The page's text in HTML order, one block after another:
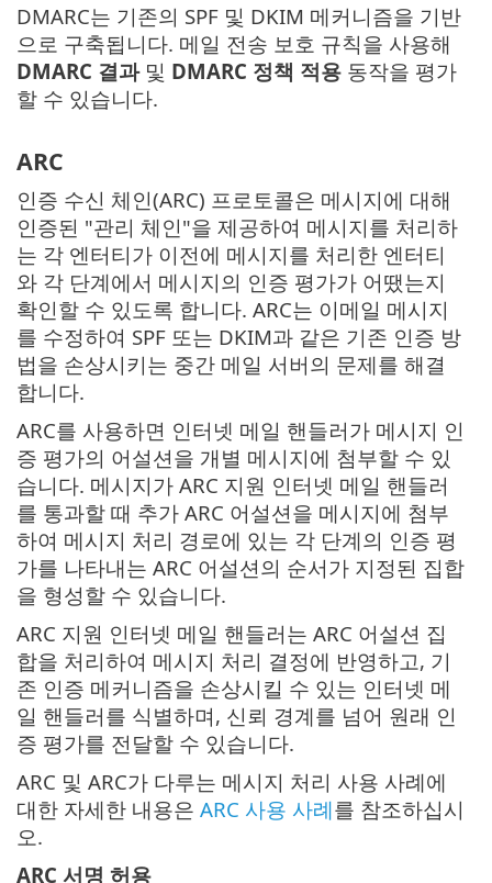
DMARC는 기존의 SPF 및 DKIM 메커니즘을 기반
으로 구축됩니다. 메일 전송 보호 규칙을 사용해
DMARC 결과및 DMARC 정책 적용 동작을 평가
할 수 있습니다.
ARC
인증 수신 체인(ARC) 프로토콜은 메시지에 대해
인증된 "관리 체인"을 제공하여 메시지를 처리하
는 각 엔터티가 이전에 메시지를 처리한 엔터티
와 각 단계에서 메시지의 인증 평가가 어땠는지
확인할 수 있도록 합니다. ARC는 이메일 메시지
를 수정하여 SPF 또는 DKIM과 같은 기존 인증 방
법을 손상시키는 중간 메일 서버의 문제를 해결
합니다.
ARC를 사용하면 인터넷 메일 핸들러가 메시지 인
증 평가의 어설션을 개별 메시지에 첨부할 수 있
습니다. 메시지가 ARC 지원 인터넷 메일 핸들러
를 통과할 때 추가 ARC 어설션을 메시지에 첨부
하여 메시지 처리 경로에 있는 각 단계의 인증 평
가를 나타내는 ARC 어설션의 순서가 지정된 집합
을 형성할 수 있습니다.
ARC 지원 인터넷 메일 핸들러는 ARC 어설션 집
합을 처리하여 메시지 처리 결정에 반영하고, 기
존 인증 메커니즘을 손상시킬 수 있는 인터넷 메
일 핸들러를 식별하며, 신뢰 경계를 넘어 원래 인
증 평가를 전달할 수 있습니다.
ARC 및 ARC가 다루는 메시지 처리 사용 사례에
대한 자세한 내용은 ARC 사용 사례를 참조하십시
오.
ARC 서명 허용